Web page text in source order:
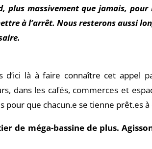
plus massivement que jamais,
à l’arrêt. Nous resterons aussi
d’ici là à faire connaître cet appel
dans les cafés, commerces et
pour que chacun.e se tienne prêt.es
de méga-bassine de plus.